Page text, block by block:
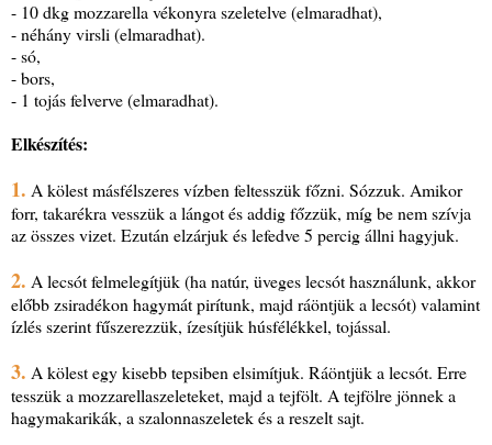
- 10 dkg mozzarella vékonyra szeletelve (elmaradhat),
- néhány virsli (elmaradhat).
- só,
- bors,
- 1 tojás felverve (elmaradhat).
Elkészítés:
1. A kölest másfélszeres vízben feltesszük főzni. Sózzuk. Amikor
forr, takarékra vesszük a lángot és addig főzzük, míg be nem szívja
az összes vizet. Ezután elzárjuk és lefedve 5 percig állni hagyjuk.
2. A lecsót felmelegítjük (ha natúr, üveges lecsót használunk, akkor
előbb zsiradékon hagymát pirítunk, majd ráöntjük a lecsót) valamint
ízlés szerint fűszerezzük, ízesítjük húsfélékkel, tojással.
3. A kölest egy kisebb tepsiben elsimítjuk. Ráöntjük a lecsót. Erre
tesszük a mozzarellaszeleteket, majd a tejfölt. A tejfölre jönnek a
hagymakarikák, a szalonnaszeletek és a reszelt sajt.